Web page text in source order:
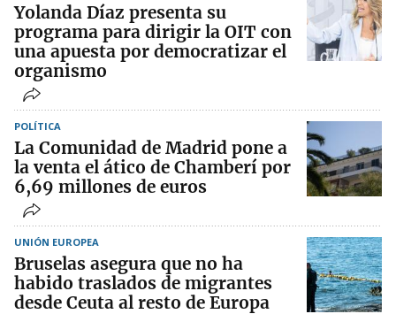
Yolanda Díaz presenta su
programa para dirigir la OIT con
una apuesta por democratizar el
organismo
POLÍTICA
La Comunidad de Madrid pone a
la venta el ático de Chamberí por
6,69 millones de euros
UNIÓN EUROPEA
Bruselas asegura que no ha
habido traslados de migrantes
desde Ceuta al resto de Europa